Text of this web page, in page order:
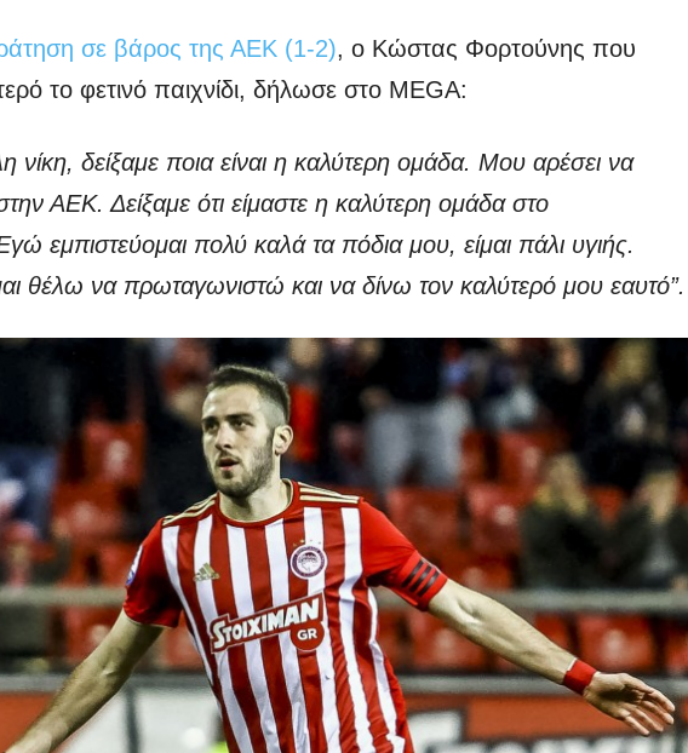
σε βάρος της ΑΕΚ (1-2), ο Κώστας Φορτούνης που
το φετινό παιχνίδι, δήλωσε στο MEGA:
νίκη, δείξαμε ποια είναι η καλύτερη ομάδα. Μου αρέσει να
ΑΕΚ. Δείξαμε ότι είμαστε η καλύτερη ομάδα στο
εμπιστεύομαι πολύ καλά τα πόδια μου, είμαι πάλι υγιής.
θέλω να πρωταγωνιστώ και να δίνω τον καλύτερό μου εαυτό”.